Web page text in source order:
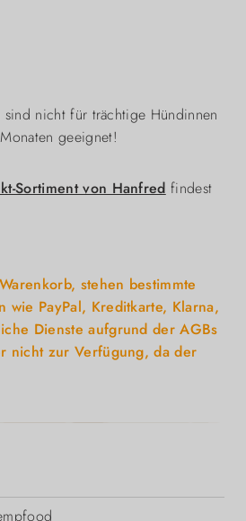
sind nicht für trächtige Hündinnen
geeignet!
Sortiment von Hanfred findest
stehen bestimmte
wie PayPal, Kreditkarte, Klarna,
Dienste aufgrund der AGBs
nicht zur Verfügung, da der